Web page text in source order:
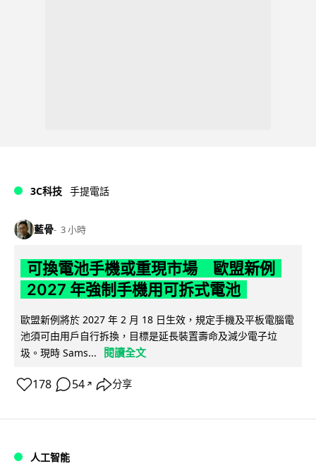
3C科技 手提電話
藍骨 3 小時
可換電池手機或重現市場 歐盟新例
2027 年強制手機用可拆式電池
歐盟新例將於 2027 年 2 月 18 日生效，規定手機及平板電腦電
池須可由用戶自行拆換，目標是延長裝置壽命及減少電子垃
圾。現時 Sams...
閱讀全文
178 54 ↗ 分享
人工智能